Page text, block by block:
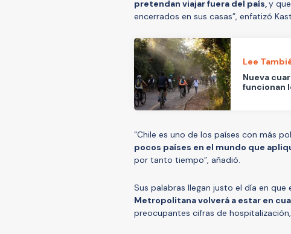
pretendan viajar fuera del país,y
encerrados en sus casas”, enfatizó
Lee
Nueva
funcionan
“Chile es uno de los países con más
pocos países en el mundo que
por tanto tiempo”, añadió.
Sus palabras llegan justo el día en
Metropolitana volverá a estar en
preocupantes cifras de